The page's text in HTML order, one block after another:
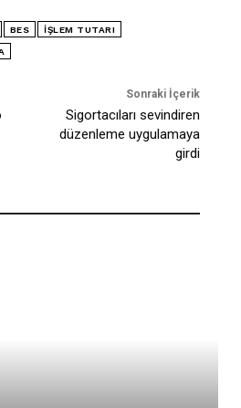
BES IŞLEM TUTARI
Sonraki İçerik
Sigortacıları sevindiren
düzenleme uygulamaya
girdi